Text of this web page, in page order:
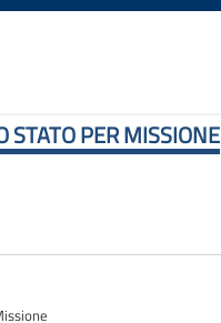
PER MISSIONE